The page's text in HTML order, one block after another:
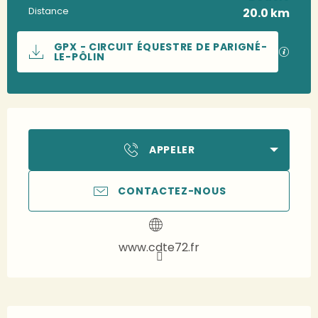
Distance 20.0 km
Documentation
GPX - CIRCUIT ÉQUESTRE DE PARIGNÉ-
LE-PÔLIN
APPELER
CONTACTEZ-NOUS
www.cdte72.fr